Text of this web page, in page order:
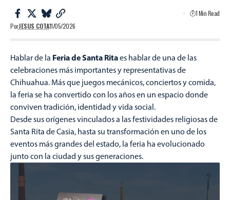
PorJESUS COTA11/05/2026
1 Min Read
Hablar de la Feria de Santa Ritaes hablar de una de las
celebraciones más importantes y representativas de
Chihuahua. Más que juegos mecánicos, conciertos y comida,
la feria se ha convertido con los años en un espacio donde
conviven tradición, identidad y vida social.
Desde sus orígenes vinculados a las festividades religiosas de
Santa Rita de Casia, hasta su transformación en uno de los
eventos más grandes del estado, la feria ha evolucionado
junto con la ciudad y sus generaciones.